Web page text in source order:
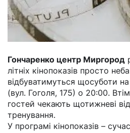
Гончаренко центр Миргород
літніх кінопоказів просто
відбуватимуться щосуботи на
(вул. Гоголя, 175) о 20:00.
гостей чекають щотижневі
тренування.
У програмі кінопоказів –